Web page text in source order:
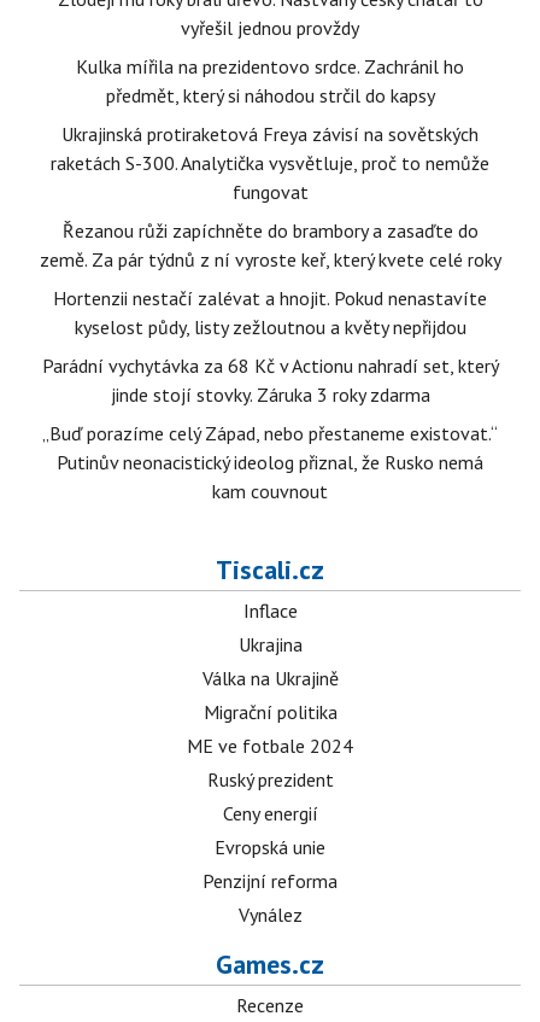
vyřešil jednou provždy
Kulka mířila na prezidentovo srdce. Zachránil ho
předmět, který si náhodou strčil do kapsy
Ukrajinská protiraketová Freya závisí na sovětských
raketách S-300. Analytička vysvětluje, proč to nemůže
fungovat
Řezanou růži zapíchněte do brambory a zasaďte do
země. Za pár týdnů z ní vyroste keř, který kvete celé roky
Hortenzii nestačí zalévat a hnojit. Pokud nenastavíte
kyselost půdy, listy zežloutnou a květy nepřijdou
Parádní vychytávka za 68 Kč v Actionu nahradí set, který
jinde stojí stovky. Záruka 3 roky zdarma
„Buď porazíme celý Západ, nebo přestaneme existovat.“
Putinův neonacistický ideolog přiznal, že Rusko nemá
kam couvnout
Tiscali.cz
Inflace
Ukrajina
Válka na Ukrajině
Migrační politika
ME ve fotbale 2024
Ruský prezident
Ceny energií
Evropská unie
Penzijní reforma
Vynález
Games.cz
Recenze